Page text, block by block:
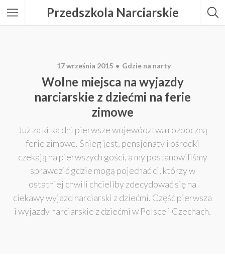
Przedszkola Narciarskie
17 września 2015 Gdzie na narty
Wolne miejsca na wyjazdy
narciarskie z dziećmi na ferie
zimowe
Już za kilka dni pierwsze województwa rozpoczną
ferie zimowe. Śnieg jest, pensjonaty i ośrodki
czekają na pierwszych gości, a my postanowiliśmy
sprawdzić gdzie mogą pojechać ci, którzy w
ostatniej chwili chcieliby zdecydować się na
ciekawy wyjazd narciarski z dziećmi. Część pierwsza
i wyjazdy narciarskie z dziećmi w Polsce i Czechach.